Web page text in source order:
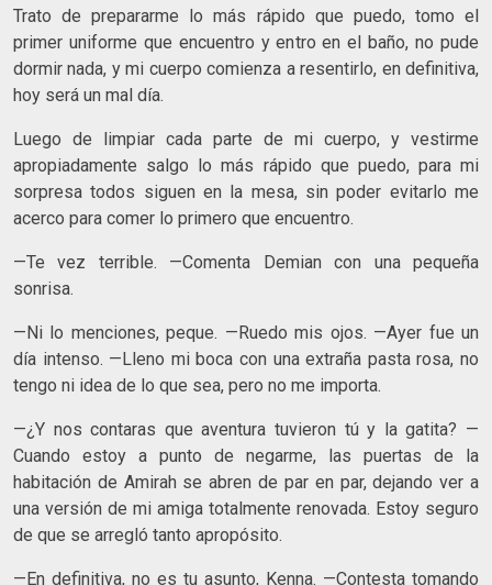
Trato de prepararme lo más rápido que puedo, tomo el
primer uniforme que encuentro y entro en el baño, no pude
dormir nada, y mi cuerpo comienza a resentirlo, en definitiva,
hoy será un mal día.
Luego de limpiar cada parte de mi cuerpo, y vestirme
apropiadamente salgo lo más rápido que puedo, para mi
sorpresa todos siguen en la mesa, sin poder evitarlo me
acerco para comer lo primero que encuentro.
—Te vez terrible. —Comenta Demian con una pequeña
sonrisa.
—Ni lo menciones, peque. —Ruedo mis ojos. —Ayer fue un
día intenso. —Lleno mi boca con una extraña pasta rosa, no
tengo ni idea de lo que sea, pero no me importa.
—¿Y nos contaras que aventura tuvieron tú y la gatita? —
Cuando estoy a punto de negarme, las puertas de la
habitación de Amirah se abren de par en par, dejando ver a
una versión de mi amiga totalmente renovada. Estoy seguro
de que se arregló tanto apropósito.
—En definitiva, no es tu asunto, Kenna. —Contesta tomando